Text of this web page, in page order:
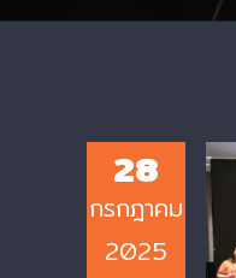
28
กรกฎาคม
2025